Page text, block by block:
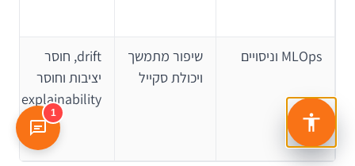
MLOps וניסויים
שיפור מתמשך
ויכולת סקייל
drift, חוסר
יציבות וחוסר
explainability
1